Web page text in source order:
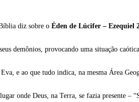
diz sobre o Éden de Lúcifer – Ezequiel
demônios, provocando uma situação
e ao que tudo indica, na mesma Área
onde Deus, na Terra, se fazia presente –